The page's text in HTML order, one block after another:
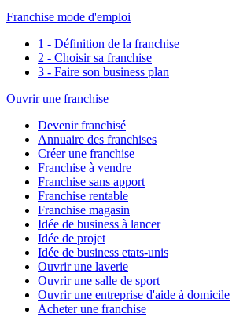
Franchise mode d'emploi
1 - Définition de la franchise
2 - Choisir sa franchise
3 - Faire son business plan
Ouvrir une franchise
Devenir franchisé
Annuaire des franchises
Créer une franchise
Franchise à vendre
Franchise sans apport
Franchise rentable
Franchise magasin
Idée de business à lancer
Idée de projet
Idée de business etats-unis
Ouvrir une laverie
Ouvrir une salle de sport
Ouvrir une entreprise d'aide à domicile
Acheter une franchise